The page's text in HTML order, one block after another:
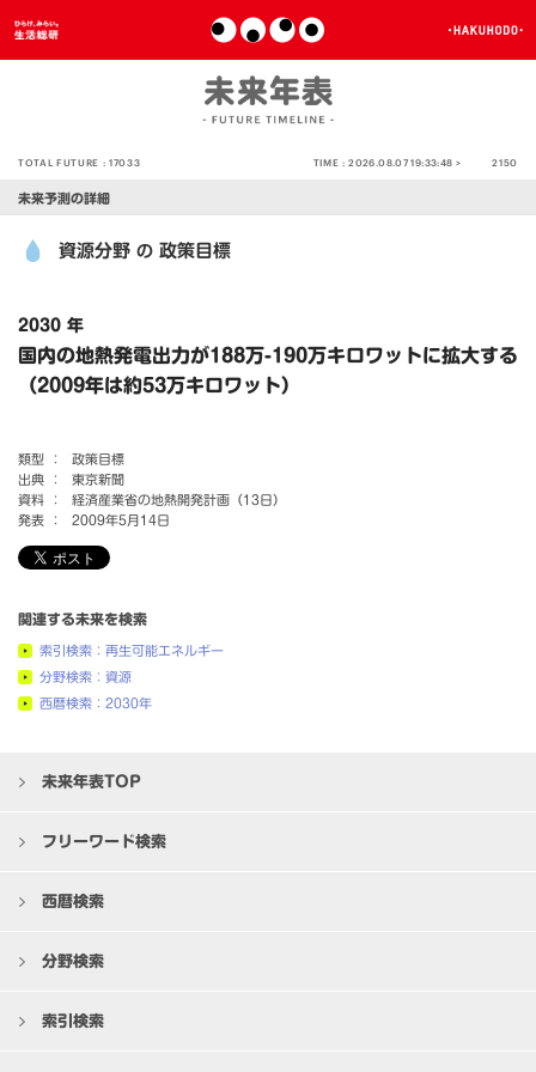
TOTAL FUTURE :17033 TIME :2026.08.07 19:33:48 > 2150
未来予測の詳細
資源分野 の 政策目標
2030 年
国内の地熱発電出力が188万-190万キロワットに拡大する
（2009年は約53万キロワット）
類型 ：
政策目標
出典 ：
東京新聞
資料 ：
経済産業省の地熱開発計画（13日）
発表 ：
2009年5月14日
関連する未来を検索
索引検索：再生可能エネルギー
分野検索：資源
西暦検索：2030年
未来年表TOP
フリーワード検索
西暦検索
分野検索
索引検索